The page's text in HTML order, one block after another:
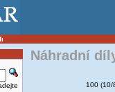
Náhradní
100 (10/